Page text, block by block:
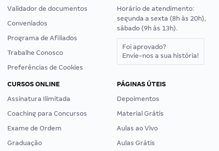
Validador de documentos
Conveniados
Programa de Afiliados
Trabalhe Conosco
Preferências de Cookies
Horário de atendimento:
segunda a sexta (8h às 20h),
sábado (9h às 13h).
Foi aprovado?
Envie-nos a sua história!
CURSOS ONLINE
Assinatura Ilimitada
Coaching para Concursos
Exame de Ordem
Graduação
PÁGINAS ÚTEIS
Depoimentos
Material Grátis
Aulas ao Vivo
Aulas Grátis